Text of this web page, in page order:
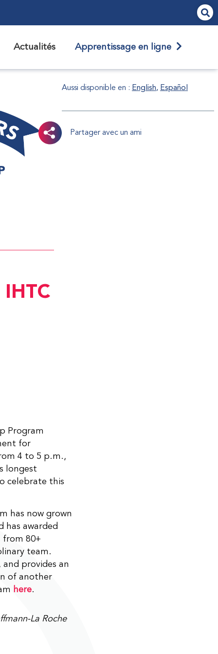
Actualités Apprentissage en ligne
Aussi disponible en : English Español
Partager avec un ami
Program
for
4 to 5 p.m.,
longest
celebrate this
has now grown
has awarded
from 80+
team.
and provides an
of another
here.
La Roche